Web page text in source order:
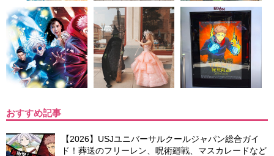
おすすめ記事
【2026】USJユニバーサルクールジャパン総合ガイ
ド！葬送のフリーレン、呪術廻戦、マスカレードなど